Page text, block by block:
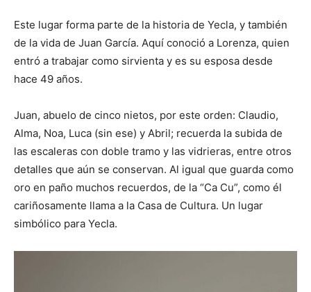
Este lugar forma parte de la historia de Yecla, y también
de la vida de Juan García. Aquí conoció a Lorenza, quien
entró a trabajar como sirvienta y es su esposa desde
hace 49 años.
Juan, abuelo de cinco nietos, por este orden: Claudio,
Alma, Noa, Luca (sin ese) y Abril; recuerda la subida de
las escaleras con doble tramo y las vidrieras, entre otros
detalles que aún se conservan. Al igual que guarda como
oro en paño muchos recuerdos, de la “Ca Cu”, como él
cariñosamente llama a la Casa de Cultura. Un lugar
simbólico para Yecla.